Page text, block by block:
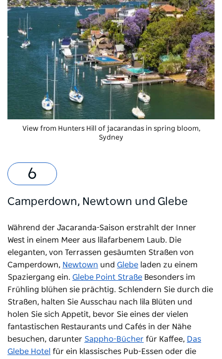
View from Hunters Hill of jacarandas in spring bloom,
Sydney
Camperdown, Newtown und Glebe
Während der Jacaranda-Saison erstrahlt der Inner
West in einem Meer aus lilafarbenem Laub. Die
eleganten, von Terrassen gesäumten Straßen von
Camperdown, Newtown und Glebe laden zu einem
Spaziergang ein. Glebe Point Straße Besonders im
Frühling blühen sie prächtig. Schlendern Sie durch die
Straßen, halten Sie Ausschau nach lila Blüten und
holen Sie sich Appetit, bevor Sie eines der vielen
fantastischen Restaurants und Cafés in der Nähe
besuchen, darunter Sappho-Bücher für Kaffee, Das
Glebe Hotel für ein klassisches Pub-Essen oder die